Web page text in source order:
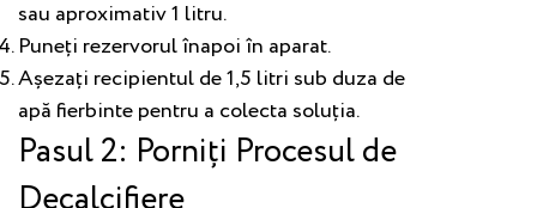
sau aproximativ 1 litru.
Puneți rezervorul înapoi în aparat.
Așezați recipientul de 1,5 litri sub duza de
apă fierbinte pentru a colecta soluția.
Pasul 2: Porniți Procesul de